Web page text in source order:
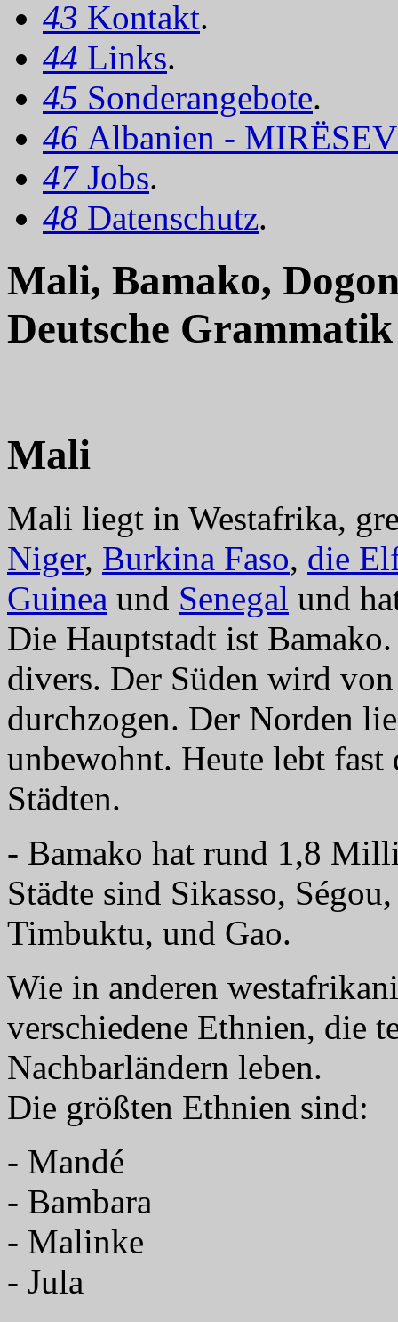
43 Kontakt.
44 Links.
45 Sonderangebote.
46 Albanien -
47 Jobs.
48 Datenschutz.
Mali, Bamako,
Deutsche Grammatik
Mali
Mali liegt in Westafrika,
Niger, Burkina Faso, die
Guinea und Senegal und
Die Hauptstadt ist
divers. Der Süden wird
durchzogen. Der Norden
unbewohnt. Heute lebt
Städten.
- Bamako hat rund 1,8
Städte sind Sikasso,
Timbuktu, und Gao.
Wie in anderen
verschiedene Ethnien, die
Nachbarländern leben.
Die größten Ethnien sind:
- Mandé
- Bambara
- Malinke
- Jula